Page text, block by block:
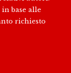
base alle
richiesto